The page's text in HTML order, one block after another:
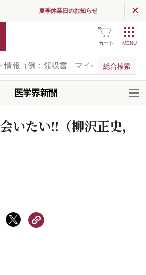
夏季休業日のお知らせ
カート
いたい!!（柳沢正史，